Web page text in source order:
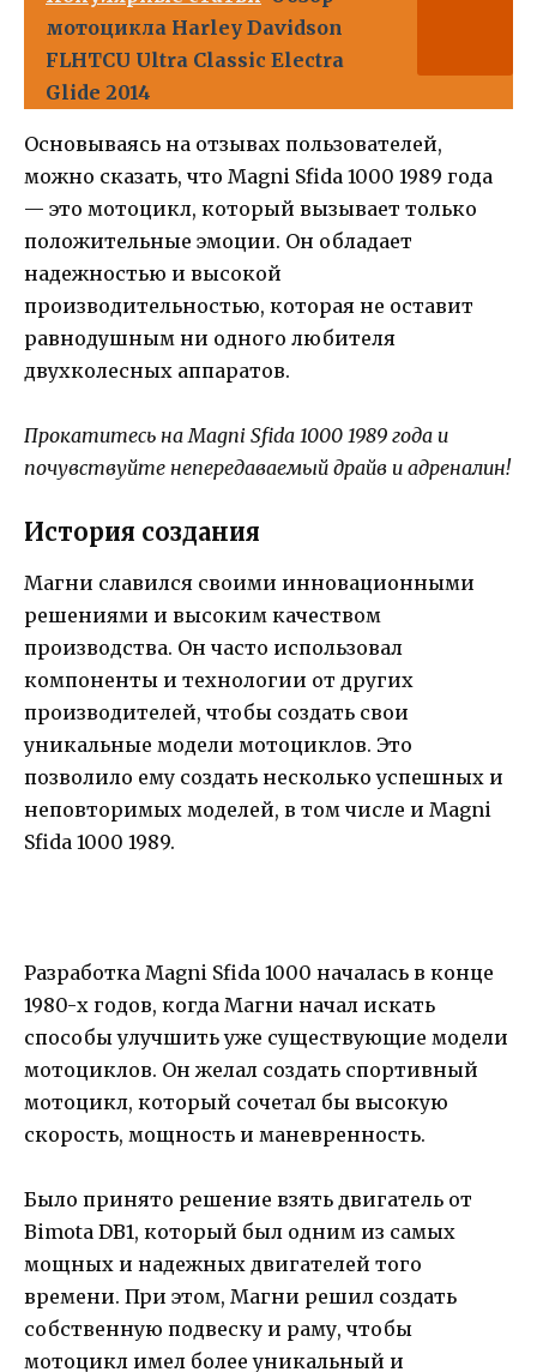
мотоцикла Harley Davidson
FLHTCU Ultra Classic Electra
Glide 2014
Основываясь на отзывах пользователей,
можно сказать, что Magni Sfida 1000 1989 года
— это мотоцикл, который вызывает только
положительные эмоции. Он обладает
надежностью и высокой
производительностью, которая не оставит
равнодушным ни одного любителя
двухколесных аппаратов.
Прокатитесь на Magni Sfida 1000 1989 года и
почувствуйте непередаваемый драйв и адреналин!
История создания
Магни славился своими инновационными
решениями и высоким качеством
производства. Он часто использовал
компоненты и технологии от других
производителей, чтобы создать свои
уникальные модели мотоциклов. Это
позволило ему создать несколько успешных и
неповторимых моделей, в том числе и Magni
Sfida 1000 1989.
Разработка Magni Sfida 1000 началась в конце
1980-х годов, когда Магни начал искать
способы улучшить уже существующие модели
мотоциклов. Он желал создать спортивный
мотоцикл, который сочетал бы высокую
скорость, мощность и маневренность.
Было принято решение взять двигатель от
Bimota DB1, который был одним из самых
мощных и надежных двигателей того
времени. При этом, Магни решил создать
собственную подвеску и раму, чтобы
мотоцикл имел более уникальный и